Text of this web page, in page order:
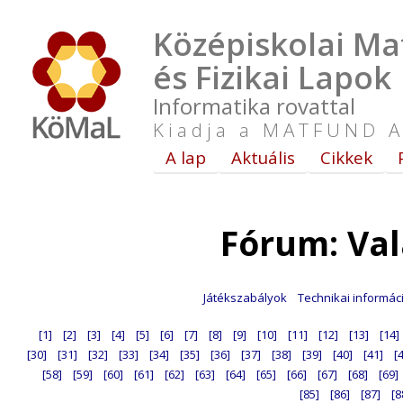
Középiskolai
és Fizikai Lapok
Informatika rovattal
Kiadja a MATFUND
A lap Aktuális Cikkek
Fórum:
Játékszabályok Technikai
[1] [2] [3] [4] [5] [6] [7] [8] [9] [10] [11] [12] [13]
[14]
[30]
[31] [32] [33] [34] [35] [36] [37] [38] [39] [40] [41]
[58]
[59] [60] [61] [62] [63] [64] [65] [66] [67] [68]
[69]
[85]
[86] [87]